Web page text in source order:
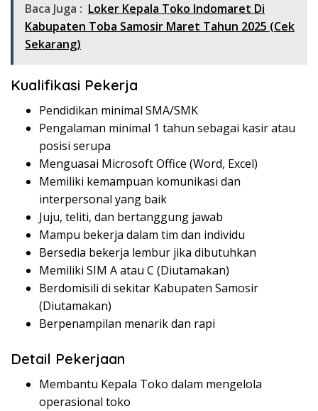
Baca Juga : Loker Kepala Toko Indomaret Di
Kabupaten Toba Samosir Maret Tahun 2025 (Cek
Sekarang)
Kualifikasi Pekerja
Pendidikan minimal SMA/SMK
Pengalaman minimal 1 tahun sebagai kasir atau
posisi serupa
Menguasai Microsoft Office (Word, Excel)
Memiliki kemampuan komunikasi dan
interpersonal yang baik
Juju, teliti, dan bertanggung jawab
Mampu bekerja dalam tim dan individu
Bersedia bekerja lembur jika dibutuhkan
Memiliki SIM A atau C (Diutamakan)
Berdomisili di sekitar Kabupaten Samosir
(Diutamakan)
Berpenampilan menarik dan rapi
Detail Pekerjaan
Membantu Kepala Toko dalam mengelola
operasional toko